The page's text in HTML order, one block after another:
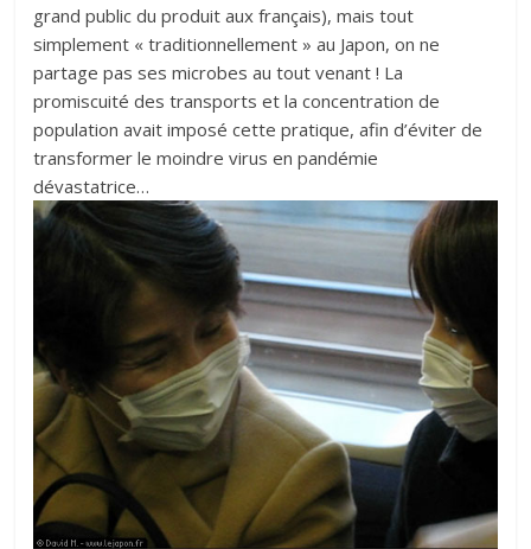
grand public du produit aux français), mais tout
simplement « traditionnellement » au Japon, on ne
partage pas ses microbes au tout venant ! La
promiscuité des transports et la concentration de
population avait imposé cette pratique, afin d’éviter de
transformer le moindre virus en pandémie
dévastatrice…